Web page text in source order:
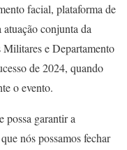
facial, plataforma de
conjunta da
e Departamento
de 2024, quando
o evento.
possa garantir a
nós possamos fechar